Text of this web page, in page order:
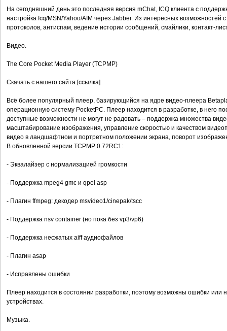
На сегодняшний день это последняя версия mChat, ICQ клиента с
настройка Icq/MSN/Yahoo/AIM через Jabber. Из интересных возможностей
протоколов, антиспам, ведение истории сообщений, смайлики, контакт-
Видео.
The Core Pocket Media Player (TCPMP)
Скачать с нашего сайта [ссылка]
Всё более популярный плеер, базирующийся на ядре видео-плеера
операционную систему PocketPC. Плеер находится в разработке, в него
доступные возможности не могут не радовать – поддержка множества
масштабирование изображения, управление скоростью и качеством
видео в ландшафтном и портретном положении экрана, поворот
В обновленной версии TCPMP 0.72RC1:
- Эквалайзер с нормализацией громкости
- Поддержка mpeg4 gmc и qpel asp
- Плагин ffmpeg: декодер msvideo1/cinepak/tscc
- Поддержка nsv container (но пока без vp3/vp6)
- Поддержка несжатых aiff аудиофайлов
- Плагин asap
- Исправлены ошибки
Плеер находится в состоянии разработки, поэтому возможны ошибки или
устройствах.
Музыка.